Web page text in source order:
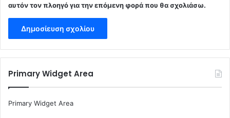
αυτόν τον πλοηγό για την επόμενη φορά που θα σχολιάσω.
Primary Widget Area
Primary Widget Area